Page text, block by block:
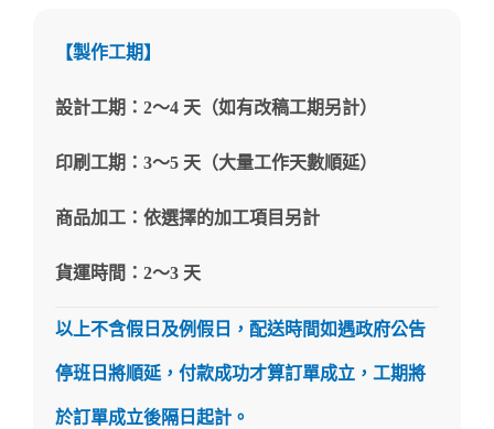
【製作工期】
設計工期：2～4 天（如有改稿工期另計）
印刷工期：3～5 天（大量工作天數順延）
商品加工：依選擇的加工項目另計
貨運時間：2～3 天
以上不含假日及例假日，配送時間如遇政府公告
停班日將順延，付款成功才算訂單成立，工期將
於訂單成立後隔日起計。